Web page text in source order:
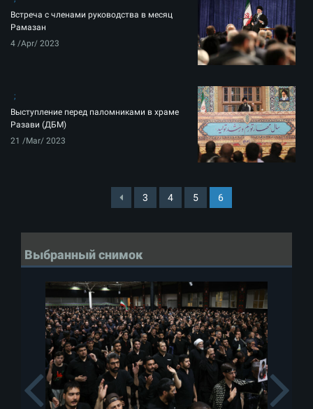
Встреча с членами руководства в месяц
Рамазан
4 /Apr/ 2023
Выступление перед паломниками в храме
Разави (ДБМ)
21 /Mar/ 2023
3 4 5 6
Выбранный снимок
Previous